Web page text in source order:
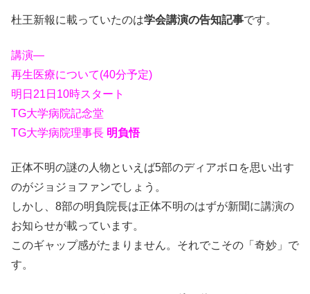
杜王新報に載っていたのは学会講演の告知記事です。
講演―
再生医療について(40分予定)
明日21日10時スタート
TG大学病院記念堂
TG大学病院理事長 明負悟
正体不明の謎の人物といえば5部のディアボロを思い出す
のがジョジョファンでしょう。
しかし、8部の明負院長は正体不明のはずが新聞に講演の
お知らせが載っています。
このギャップ感がたまりません。それでこその「奇妙」で
す。